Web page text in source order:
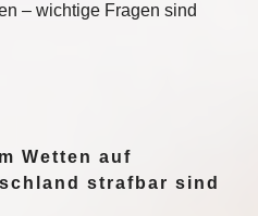
– wichtige Fragen sind
Wetten auf
strafbar sind